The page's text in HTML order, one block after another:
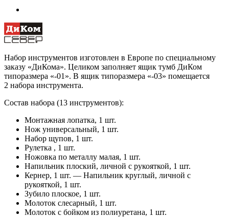
Набор инструментов изготовлен в Европе по специальному
заказу «ДиКома». Целиком заполняет ящик тумб ДиКом
типоразмера «-01». В ящик типоразмера «-03» помещается
2 набора инструмента.
Состав набора (13 инструментов):
Монтажная лопатка, 1 шт.
Нож универсальный, 1 шт.
Набор щупов, 1 шт.
Рулетка , 1 шт.
Ножовка по металлу малая, 1 шт.
Напильник плоский, личной с рукояткой, 1 шт.
Кернер, 1 шт. — Напильник круглый, личной с
рукояткой, 1 шт.
Зубило плоское, 1 шт.
Молоток слесарный, 1 шт.
Молоток с бойком из полиуретана, 1 шт.